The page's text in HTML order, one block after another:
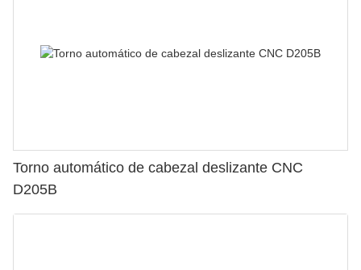
Torno automático de cabezal deslizante CNC
D205B